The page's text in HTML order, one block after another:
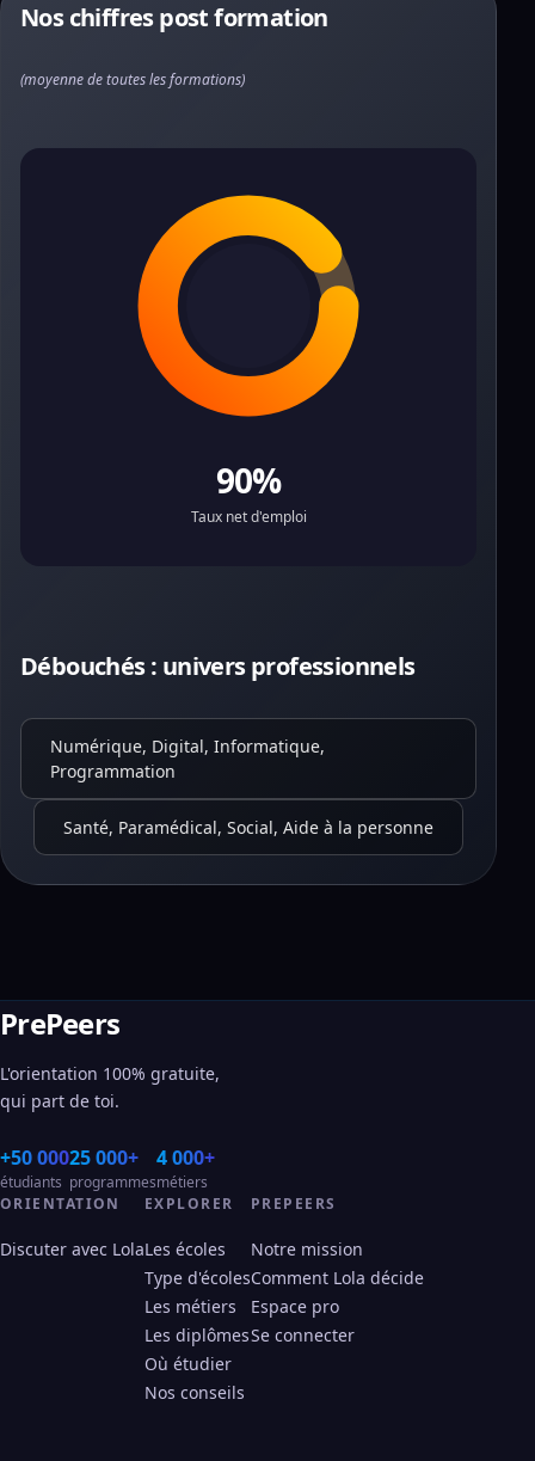
Nos chiffres post formation
(moyenne de toutes les formations)
90%
Taux net d'emploi
Débouchés : univers professionnels
Numérique, Digital, Informatique,
Programmation
Santé, Paramédical, Social, Aide à la personne
PrePeers
L'orientation 100% gratuite,
qui part de toi.
+50 000
étudiants
25 000+
programmes
4 000+
métiers
ORIENTATION
Discuter avec Lola
EXPLORER
Les écoles
Type d'écoles
Les métiers
Les diplômes
Où étudier
Nos conseils
PREPEERS
Notre mission
Comment Lola décide
Espace pro
Se connecter